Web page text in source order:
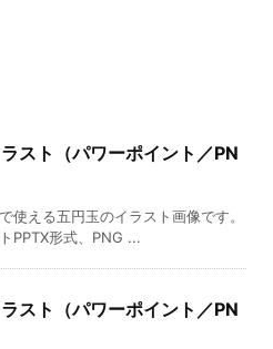
スト（パワーポイント／PN
使える五円玉のイラスト画像です。
PPTX形式、PNG ...
スト（パワーポイント／PN